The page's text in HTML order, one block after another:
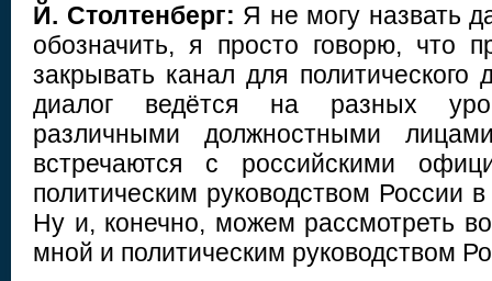
Й. Столтенберг: Я не могу назвать
обозначить, я просто говорю, что
закрывать канал для политического
диалог ведётся на разных
различными должностными
встречаются с российскими
политическим руководством России
Ну и, конечно, можем рассмотреть
мной и политическим руководством